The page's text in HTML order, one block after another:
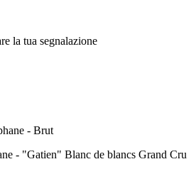
la tua segnalazione
- "Gatien" Blanc de blancs Grand Cru